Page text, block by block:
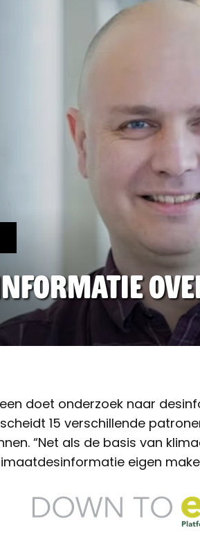
doet onderzoek naar
15 verschillende
“Net als de basis van
eigen